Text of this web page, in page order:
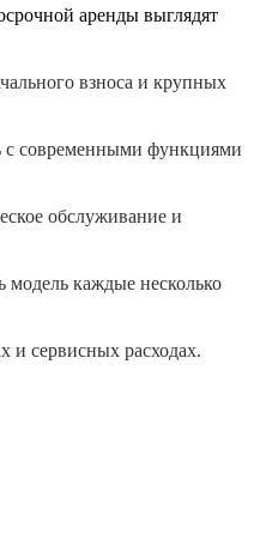
аренды выглядят
взноса и крупных
с современными функциями
обслуживание и
модель каждые несколько
и сервисных расходах.